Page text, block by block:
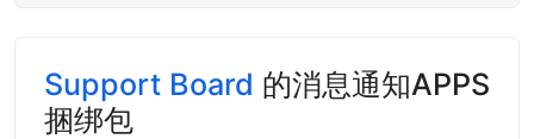
Support Board 的消息通知APPS
捆绑包